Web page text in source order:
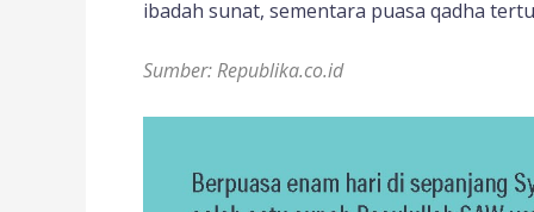
ibadah sunat, sementara puasa qadha
Sumber: Republika.co.id